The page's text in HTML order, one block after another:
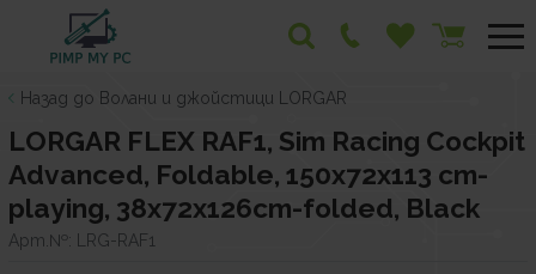
Назад до Волани и джойстици LORGAR
LORGAR FLEX RAF1, Sim Racing Cockpit
Advanced, Foldable, 150x72x113 cm-
playing, 38x72x126cm-folded, Black
Арт.№: LRG-RAF1